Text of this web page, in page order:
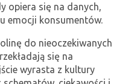
opiera się na danych,
emocji konsumentów.
do nieoczekiwanych
się na
wyrasta z kultury